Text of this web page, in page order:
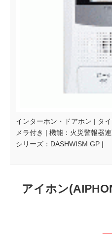
インターホン・ドアホン | タ
メラ付き | 機能：火災警報器
シリーズ：DASHWISM GP |
アイホン